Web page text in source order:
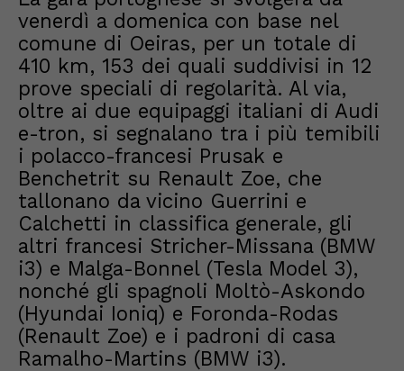
venerdì a domenica con base nel
comune di Oeiras, per un totale di
410 km, 153 dei quali suddivisi in 12
prove speciali di regolarità. Al via,
oltre ai due equipaggi italiani di Audi
e-tron, si segnalano tra i più temibili
i polacco-francesi Prusak e
Benchetrit su Renault Zoe, che
tallonano da vicino Guerrini e
Calchetti in classifica generale, gli
altri francesi Stricher-Missana (BMW
i3) e Malga-Bonnel (Tesla Model 3),
nonché gli spagnoli Moltò-Askondo
(Hyundai Ioniq) e Foronda-Rodas
(Renault Zoe) e i padroni di casa
Ramalho-Martins (BMW i3).